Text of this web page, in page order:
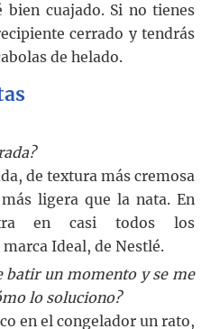
bien cuajado. Si no tienes
cerrado y tendrás
de helado.
de textura más cremosa
ligera que la nata. En
en casi todos los
Ideal, de Nestlé.
batir un momento y se me
lo soluciono?
en el congelador un rato,